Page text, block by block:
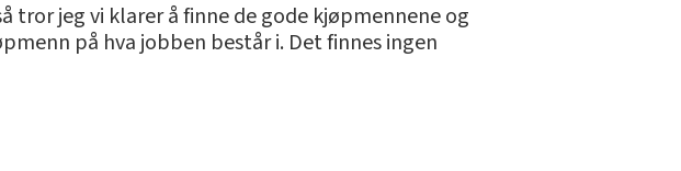
jeg vi klarer å finne de gode kjøpmennene og
på hva jobben består i. Det finnes ingen